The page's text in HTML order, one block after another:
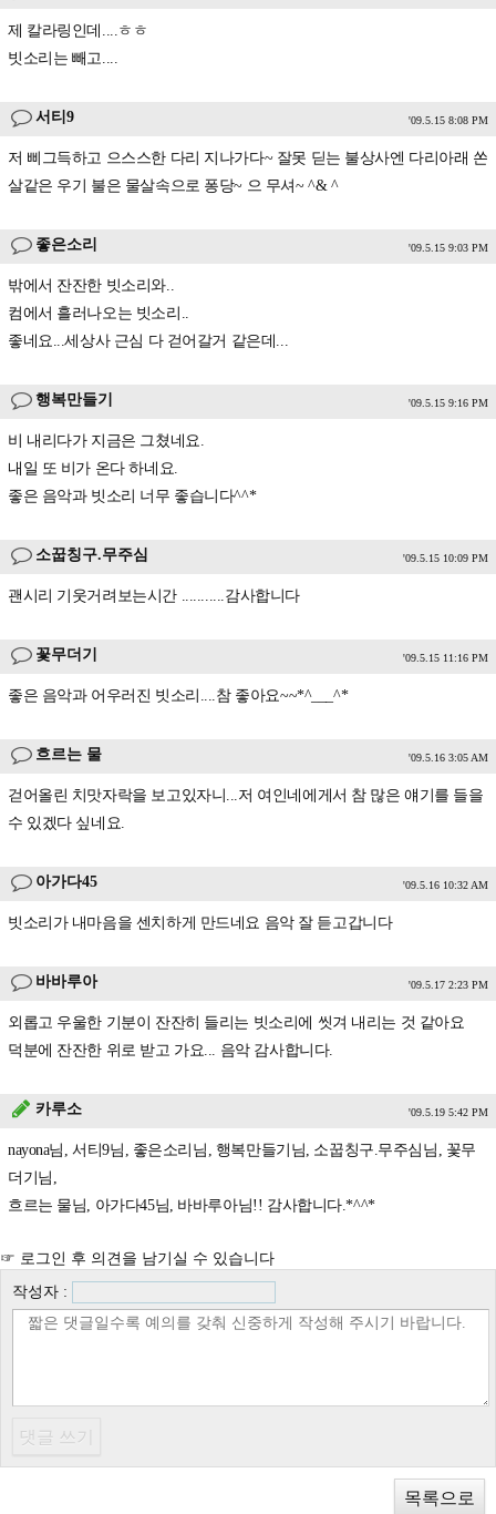
제 칼라링인데....ㅎㅎ
빗소리는 빼고....
서티9 '09.5.15 8:08 PM
저 삐그득하고 으스스한 다리 지나가다~ 잘못 딛는 불상사엔 다리아래 쏜
살같은 우기 불은 물살속으로 퐁당~ 으 무셔~ ^& ^
좋은소리 '09.5.15 9:03 PM
밖에서 잔잔한 빗소리와..
컴에서 흘러나오는 빗소리..
좋네요...세상사 근심 다 걷어갈거 같은데...
행복만들기 '09.5.15 9:16 PM
비 내리다가 지금은 그쳤네요.
내일 또 비가 온다 하네요.
좋은 음악과 빗소리 너무 좋습니다^^*
소꿉칭구.무주심 '09.5.15 10:09 PM
괜시리 기웃거려보는시간 ...........감사합니다
꽃무더기 '09.5.15 11:16 PM
좋은 음악과 어우러진 빗소리....참 좋아요~~*^___^*
흐르는 물 '09.5.16 3:05 AM
걷어올린 치맛자락을 보고있자니...저 여인네에게서 참 많은 얘기를 들을
수 있겠다 싶네요.
아가다45 '09.5.16 10:32 AM
빗소리가 내마음을 센치하게 만드네요 음악 잘 듣고갑니다
바바루아 '09.5.17 2:23 PM
외롭고 우울한 기분이 잔잔히 들리는 빗소리에 씻겨 내리는 것 같아요
덕분에 잔잔한 위로 받고 가요... 음악 감사합니다.
카루소 '09.5.19 5:42 PM
nayona님, 서티9님, 좋은소리님, 행복만들기님, 소꿉칭구.무주심님, 꽃무
더기님,
흐르는 물님, 아가다45님, 바바루아님!! 감사합니다.*^^*
☞ 로그인 후 의견을 남기실 수 있습니다
작성자 :
목록으로